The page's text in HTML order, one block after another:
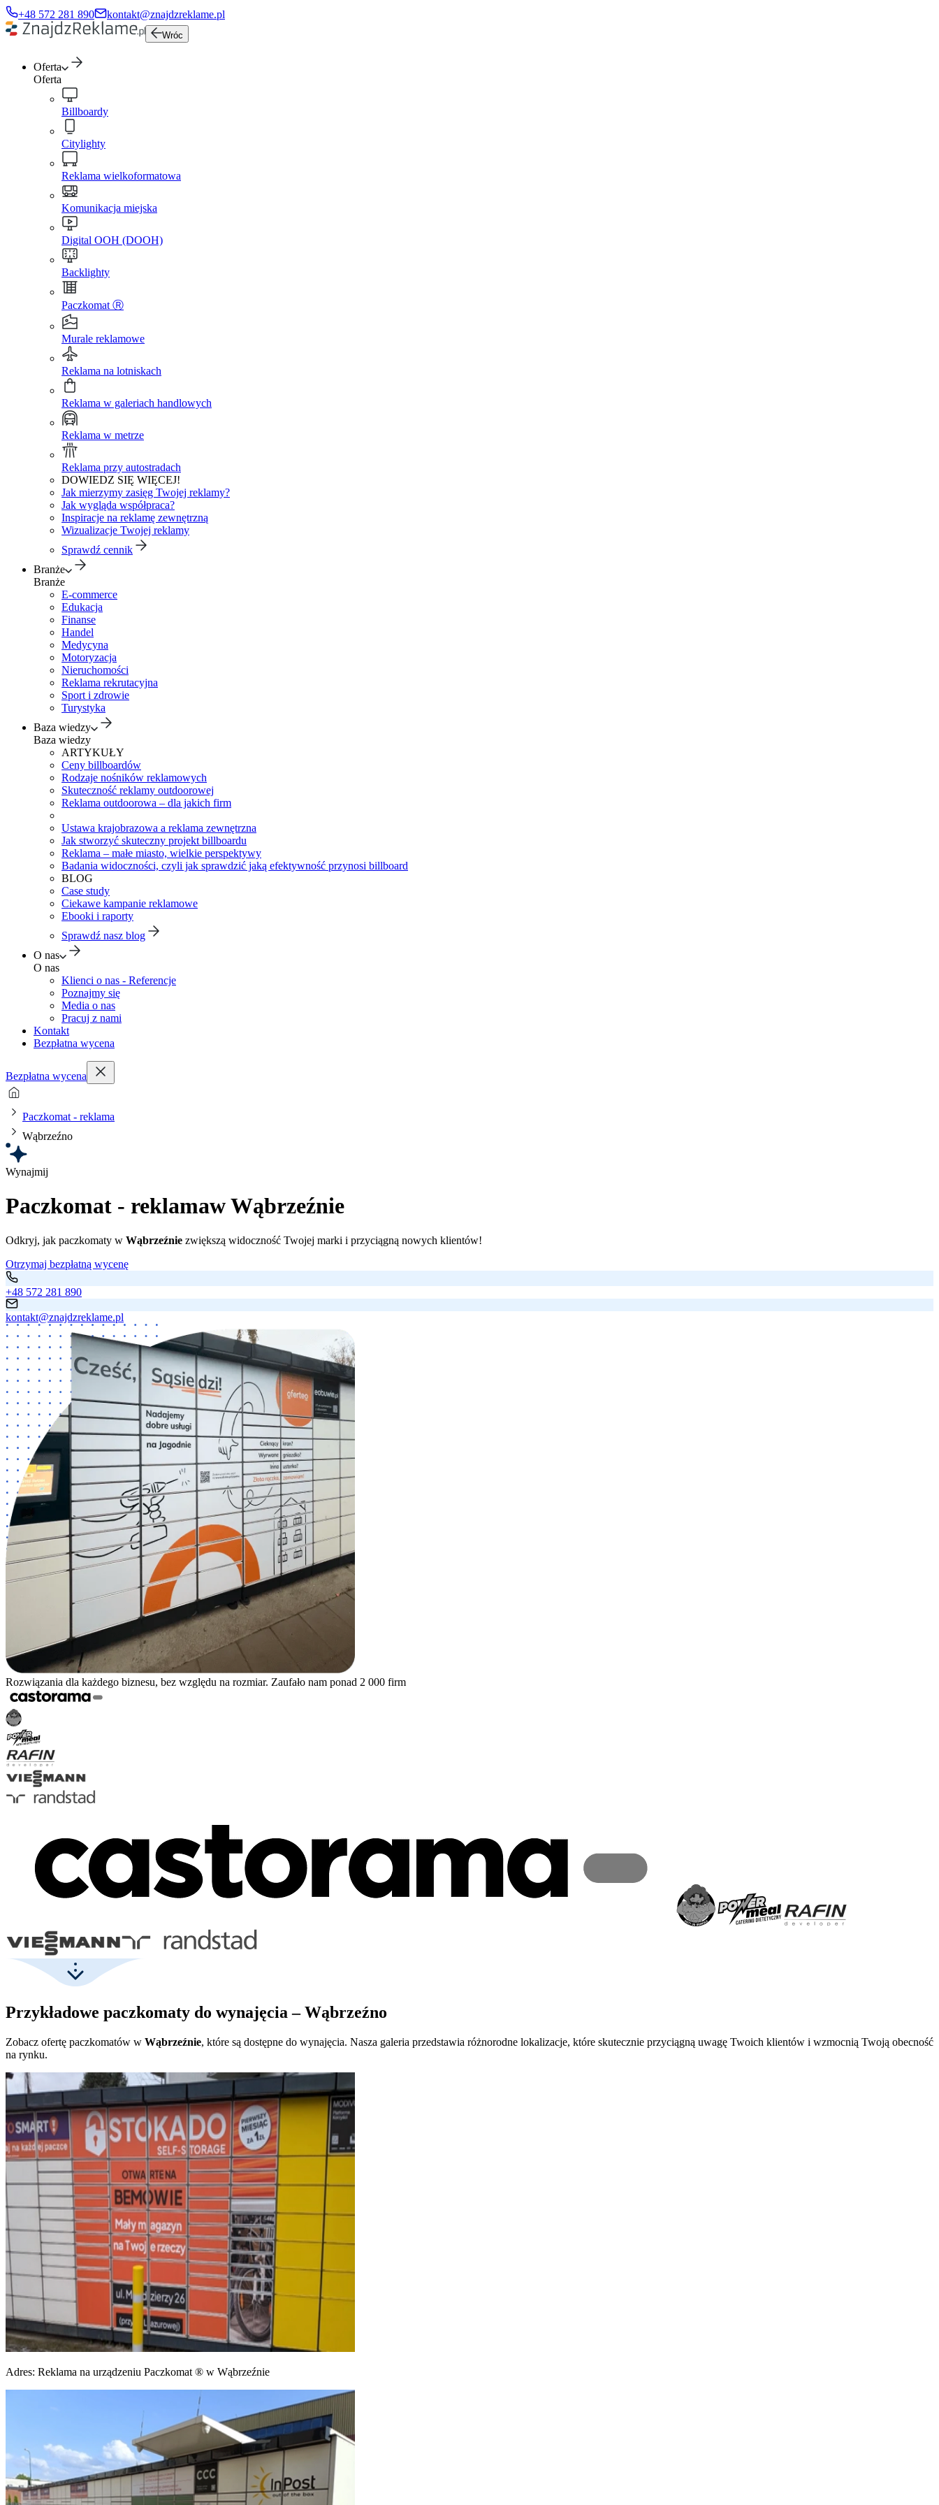
+48 572 281 890 kontakt@znajdzreklame.pl
Wróc
Oferta
Oferta
Billboardy
Citylighty
Reklama wielkoformatowa
Komunikacja miejska
Digital OOH (DOOH)
Backlighty
Paczkomat Ⓡ
Murale reklamowe
Reklama na lotniskach
Reklama w galeriach handlowych
Reklama w metrze
Reklama przy autostradach
DOWIEDZ SIĘ WIĘCEJ!
Jak mierzymy zasięg Twojej reklamy?
Jak wygląda współpraca?
Inspiracje na reklamę zewnętrzną
Wizualizacje Twojej reklamy
Sprawdź cennik
Branże
Branże
E-commerce
Edukacja
Finanse
Handel
Medycyna
Motoryzacja
Nieruchomości
Reklama rekrutacyjna
Sport i zdrowie
Turystyka
Baza wiedzy
Baza wiedzy
ARTYKUŁY
Ceny billboardów
Rodzaje nośników reklamowych
Skuteczność reklamy outdoorowej
Reklama outdoorowa – dla jakich firm
Ustawa krajobrazowa a reklama zewnętrzna
Jak stworzyć skuteczny projekt billboardu
Reklama – małe miasto, wielkie perspektywy
Badania widoczności, czyli jak sprawdzić jaką efektywność przynosi billboard
BLOG
Case study
Ciekawe kampanie reklamowe
Ebooki i raporty
Sprawdź nasz blog
O nas
O nas
Klienci o nas - Referencje
Poznajmy się
Media o nas
Pracuj z nami
Kontakt
Bezpłatna wycena
Bezpłatna wycena
Paczkomat - reklama
Wąbrzeźno
Wynajmij
Paczkomat - reklamaw Wąbrzeźnie
Odkryj, jak paczkomaty w Wąbrzeźnie zwiększą widoczność Twojej marki i przyciągną nowych klientów!
Otrzymaj bezpłatną wycenę
+48 572 281 890
kontakt@znajdzreklame.pl
Rozwiązania dla każdego biznesu, bez względu na rozmiar. Zaufało nam ponad 2 000 firm
Przykładowe paczkomaty do wynajęcia – Wąbrzeźno
Zobacz ofertę paczkomatów w Wąbrzeźnie, które są dostępne do wynajęcia. Nasza galeria przedstawia różnorodne lokalizacje, które skutecznie przyciągną uwagę Twoich klientów i wzmocnią Twoją obecność
na rynku.
Adres: Reklama na urządzeniu Paczkomat ® w Wąbrzeźnie